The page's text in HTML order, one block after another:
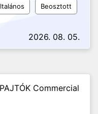
Beosztott
2026. 08. 05.
Commercial